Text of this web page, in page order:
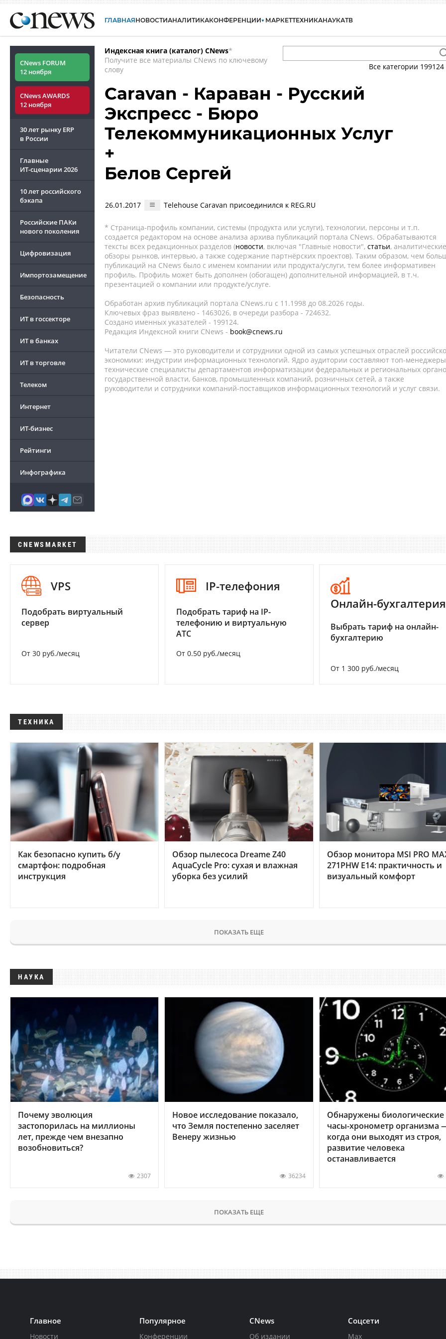
ГЛАВНАЯНОВОСТИАНАЛИТИКАКОНФЕРЕНЦИИ МАРКЕТТЕХНИКАНАУКАТВ
CNews FORUM
12 ноября
CNews AWARDS
12 ноября
30 лет рынку ERP
в России
Главные
ИТ-сценарии 2026
10 лет российского
бэкапа
Российские ПАКи
нового поколения
Цифровизация
Импортозамещение
Безопасность
ИТ в госсекторе
ИТ в банках
ИТ в торговле
Телеком
Интернет
ИТ-бизнес
Рейтинги
Инфографика
Индексная книга (каталог) CNews*
Получите все материалы CNews по ключевому
слову
Все категории 199124
Caravan - Караван - Русский
Экспресс - Бюро
Телекоммуникационных Услуг
+
Белов Сергей
26.01.2017 Telehouse Caravan присоединился к REG.RU
* Страница-профиль компании, системы (продукта или услуги), технологии, персоны и т.п.
создается редактором на основе анализа архива публикаций портала CNews. Обрабатываются
тексты всех редакционных разделов (новости, включая "Главные новости", статьи, аналитические
обзоры рынков, интервью, а также содержание партнёрских проектов). Таким образом, чем
публикаций на CNews было с именем компании или продукта/услуги, тем более информативен
профиль. Профиль может быть дополнен (обогащен) дополнительной информацией, в т.ч.
презентацией о компании или продукте/услуге.
Обработан архив публикаций портала CNews.ru c 11.1998 до 08.2026 годы.
Ключевых фраз выявлено - 1463026, в очереди разбора - 724632.
Создано именных указателей - 199124.
Редакция Индексной книги CNews - book@cnews.ru
Читатели CNews — это руководители и сотрудники одной из самых успешных отраслей
экономики: индустрии информационных технологий. Ядро аудитории составляют топ-
технические специалисты департаментов информатизации федеральных и региональных
государственной власти, банков, промышленных компаний, розничных сетей, а также
руководители и сотрудники компаний-поставщиков информационных технологий и услуг связи.
CNEWSMARKET
VPS
Подобрать виртуальный
сервер
От 30 руб./месяц
IP-телефония
Подобрать тариф на IP-
телефонию и виртуальную
АТС
От 0.50 руб./месяц
Онлайн-бухгалтерия
Выбрать тариф на онлайн-
бухгалтерию
От 1 300 руб./месяц
ТЕХНИКА
Как безопасно купить б/у
смартфон: подробная
инструкция
Обзор пылесоса Dreame Z40
AquaCycle Pro: сухая и влажная
уборка без усилий
Обзор монитора MSI PRO
271PHW E14: практичность и
визуальный комфорт
ПОКАЗАТЬ ЕЩЕ
НАУКА
Почему эволюция
застопорилась на миллионы
лет, прежде чем внезапно
возобновиться?
2307
Новое исследование показало,
что Земля постепенно заселяет
Венеру жизнью
36234
Обнаружены биологические
часы-хронометр организма
когда они выходят из строя,
развитие человека
останавливается
ПОКАЗАТЬ ЕЩЕ
Главное
Новости
Популярное
Конференции
CNews
Об издании
Соцсети
Max